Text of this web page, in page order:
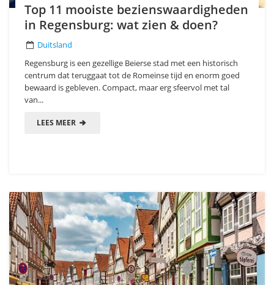
Top 11 mooiste bezienswaardigheden
in Regensburg: wat zien & doen?
Duitsland
Regensburg is een gezellige Beierse stad met een historisch
centrum dat teruggaat tot de Romeinse tijd en enorm goed
bewaard is gebleven. Compact, maar erg sfeervol met tal
van...
LEES MEER